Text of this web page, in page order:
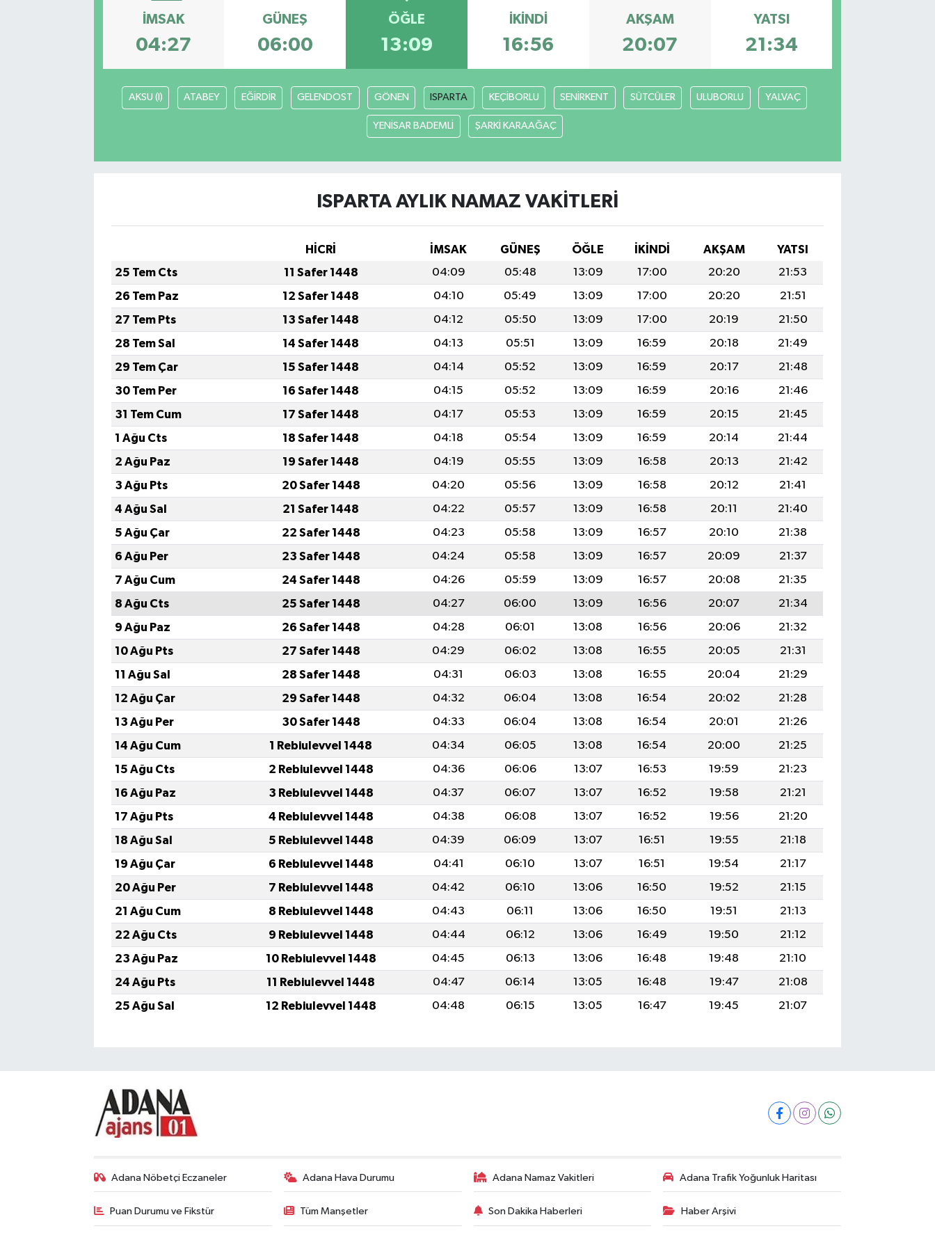
İMSAK
04:27
GÜNEŞ
06:00
ÖĞLE
13:09
İKINDI
16:56
AKŞAM
20:07
YATSI
21:34
AKSU (I) ATABEY EĞİRDİR GELENDOST GÖNEN ISPARTA KEÇİBORLU SENİRKENT SÜTCÜLER ULUBORLU YALVAÇ
YENİSAR BADEMLİ ŞARKİ KARAAĞAÇ
ISPARTA AYLIK NAMAZ VAKITLERI
HİCRİ İMSAK GÜNEŞ ÖĞLE İKINDI AKŞAM
YATSI
25 Tem Cts
11 Safer 1448 04:09 05:48 13:09 17:00 20:20
21:53
26 Tem Paz
12 Safer 1448 04:10 05:49 13:09 17:00 20:20
21:51
27 Tem Pts
13 Safer 1448 04:12 05:50 13:09 17:00 20:19
21:50
28 Tem Sal
14 Safer 1448 04:13 05:51 13:09 16:59 20:18
21:49
29 Tem Çar
15 Safer 1448 04:14 05:52 13:09 16:59 20:17
21:48
30 Tem Per
16 Safer 1448 04:15 05:52 13:09 16:59 20:16
21:46
31 Tem Cum
17 Safer 1448 04:17 05:53 13:09 16:59 20:15
21:45
1 Ağu Cts
18 Safer 1448 04:18 05:54 13:09 16:59 20:14
21:44
2 Ağu Paz
19 Safer 1448 04:19 05:55 13:09 16:58 20:13
21:42
3 Ağu Pts
20 Safer 1448 04:20 05:56 13:09 16:58 20:12
21:41
4 Ağu Sal
21 Safer 1448 04:22 05:57 13:09 16:58 20:11
21:40
5 Ağu Çar
22 Safer 1448 04:23 05:58 13:09 16:57 20:10
21:38
6 Ağu Per
23 Safer 1448 04:24 05:58 13:09 16:57 20:09
21:37
7 Ağu Cum
24 Safer 1448 04:26 05:59 13:09 16:57 20:08
21:35
8 Ağu Cts
25 Safer 1448 04:27 06:00 13:09 16:56 20:07
21:34
9 Ağu Paz
26 Safer 1448 04:28 06:01 13:08 16:56 20:06
21:32
10 Ağu Pts
27 Safer 1448 04:29 06:02 13:08 16:55 20:05
21:31
11 Ağu Sal
28 Safer 1448 04:31 06:03 13:08 16:55 20:04
21:29
12 Ağu Çar
29 Safer 1448 04:32 06:04 13:08 16:54 20:02
21:28
13 Ağu Per
30 Safer 1448 04:33 06:04 13:08 16:54 20:01
21:26
14 Ağu Cum
1 Rebiulevvel 1448 04:34 06:05 13:08 16:54 20:00
21:25
15 Ağu Cts
2 Rebiulevvel 1448 04:36 06:06 13:07 16:53 19:59
21:23
16 Ağu Paz
3 Rebiulevvel 1448 04:37 06:07 13:07 16:52 19:58
21:21
17 Ağu Pts
4 Rebiulevvel 1448 04:38 06:08 13:07 16:52 19:56
21:20
18 Ağu Sal
5 Rebiulevvel 1448 04:39 06:09 13:07 16:51 19:55
21:18
19 Ağu Çar
6 Rebiulevvel 1448 04:41 06:10 13:07 16:51 19:54
21:17
20 Ağu Per
7 Rebiulevvel 1448 04:42 06:10 13:06 16:50 19:52
21:15
21 Ağu Cum
8 Rebiulevvel 1448 04:43 06:11 13:06 16:50 19:51
21:13
22 Ağu Cts
9 Rebiulevvel 1448 04:44 06:12 13:06 16:49 19:50
21:12
23 Ağu Paz
10 Rebiulevvel 1448 04:45 06:13 13:06 16:48 19:48
21:10
24 Ağu Pts
11 Rebiulevvel 1448 04:47 06:14 13:05 16:48 19:47
21:08
25 Ağu Sal
12 Rebiulevvel 1448 04:48 06:15 13:05 16:47 19:45 21:07
Adana Nöbetçi Eczaneler Adana Hava Durumu Adana Namaz Vakitleri Adana Trafik Yoğunluk Haritası
Puan Durumu ve Fikstür Tüm Manşetler Son Dakika Haberleri Haber Arşivi